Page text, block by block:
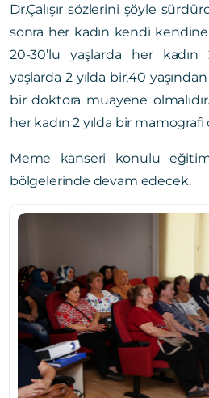
Dr.Çalışır sözlerini şöyle
sonra her kadın kendi
20-30’lu yaşlarda her kadın
yaşlarda 2 yılda bir,40
bir doktora muayene
her kadın 2 yılda bir
Meme kanseri konulu
bölgelerinde devam edecek.